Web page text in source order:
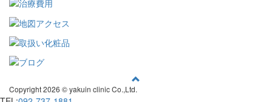
Copyright2026 © yakuin clinic Co.,Ltd.